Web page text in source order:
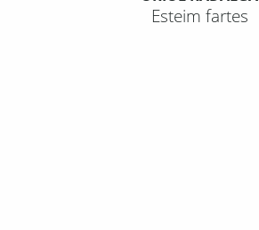
Esteim fartes